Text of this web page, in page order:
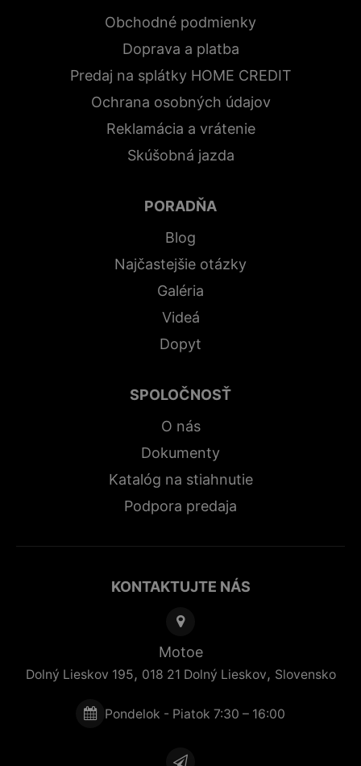
Obchodné podmienky
Doprava a platba
Predaj na splátky HOME CREDIT
Ochrana osobných údajov
Reklamácia a vrátenie
Skúšobná jazda
PORADŇA
Blog
Najčastejšie otázky
Galéria
Videá
Dopyt
SPOLOČNOSŤ
O nás
Dokumenty
Katalóg na stiahnutie
Podpora predaja
KONTAKTUJTE NÁS
Motoe
Dolný Lieskov 195, 018 21 Dolný Lieskov, Slovensko
Pondelok - Piatok 7:30 – 16:00